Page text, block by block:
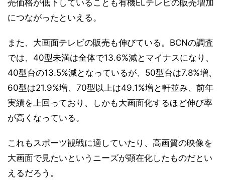
売価格が低下していることも有機ELテレビの販売増加
につながったといえる。
また、大画面テレビの販売も伸びている。BCNの調査
では、40型未満は全体で13.6%減とマイナスになり、
40型台の13.5%減となっているが、50型台は7.8%増、
60型は21.9%増、70型以上は49.1%増と軒並み、前年
実績を上回っており、しかも大画面化するほど伸び率
が高くなっている。
これもスポーツ観戦に適していたり、高画質の映像を
大画面で見たいというニーズが顕在化したものだとい
えるだろう。